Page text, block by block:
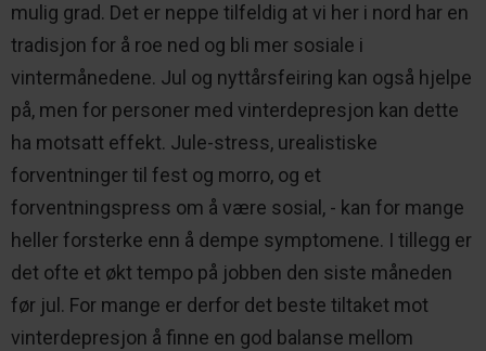
mulig grad. Det er neppe tilfeldig at vi her i nord har en
tradisjon for å roe ned og bli mer sosiale i
vintermånedene. Jul og nyttårsfeiring kan også hjelpe
på, men for personer med vinterdepresjon kan dette
ha motsatt effekt. Jule-stress, urealistiske
forventninger til fest og morro, og et
forventningspress om å være sosial, - kan for mange
heller forsterke enn å dempe symptomene. I tillegg er
det ofte et økt tempo på jobben den siste måneden
før jul. For mange er derfor det beste tiltaket mot
vinterdepresjon å finne en god balanse mellom